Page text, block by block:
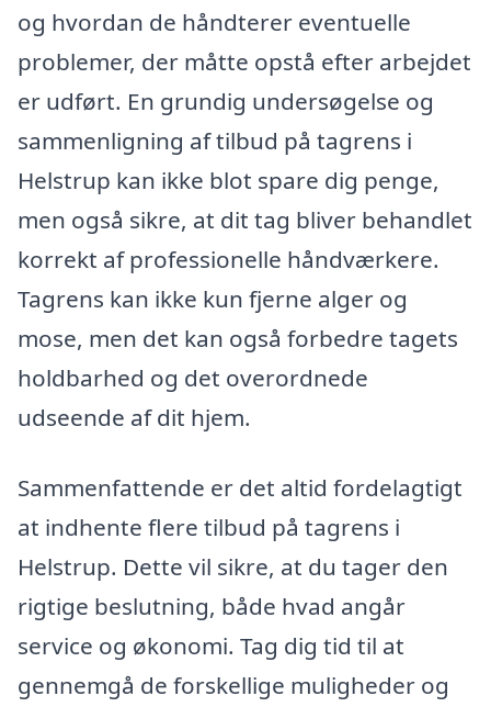
og hvordan de håndterer eventuelle
problemer, der måtte opstå efter arbejdet
er udført. En grundig undersøgelse og
sammenligning af tilbud på tagrens i
Helstrup kan ikke blot spare dig penge,
men også sikre, at dit tag bliver behandlet
korrekt af professionelle håndværkere.
Tagrens kan ikke kun fjerne alger og
mose, men det kan også forbedre tagets
holdbarhed og det overordnede
udseende af dit hjem.
Sammenfattende er det altid fordelagtigt
at indhente flere tilbud på tagrens i
Helstrup. Dette vil sikre, at du tager den
rigtige beslutning, både hvad angår
service og økonomi. Tag dig tid til at
gennemgå de forskellige muligheder og